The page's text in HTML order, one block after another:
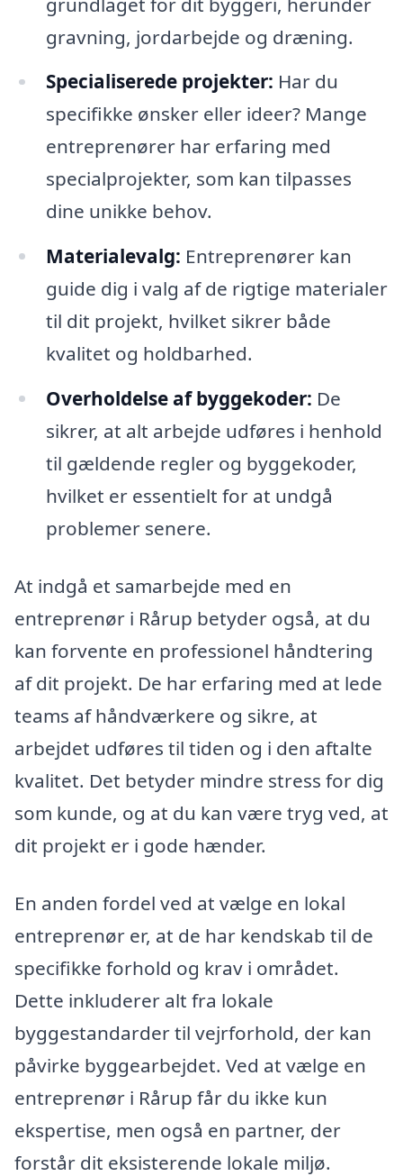
gravning, jordarbejde og dræning.
Specialiserede projekter: Har du
specifikke ønsker eller ideer? Mange
entreprenører har erfaring med
specialprojekter, som kan tilpasses
dine unikke behov.
Materialevalg: Entreprenører kan
guide dig i valg af de rigtige materialer
til dit projekt, hvilket sikrer både
kvalitet og holdbarhed.
Overholdelse af byggekoder: De
sikrer, at alt arbejde udføres i henhold
til gældende regler og byggekoder,
hvilket er essentielt for at undgå
problemer senere.
At indgå et samarbejde med en
entreprenør i Rårup betyder også, at du
kan forvente en professionel håndtering
af dit projekt. De har erfaring med at lede
teams af håndværkere og sikre, at
arbejdet udføres til tiden og i den aftalte
kvalitet. Det betyder mindre stress for dig
som kunde, og at du kan være tryg ved, at
dit projekt er i gode hænder.
En anden fordel ved at vælge en lokal
entreprenør er, at de har kendskab til de
specifikke forhold og krav i området.
Dette inkluderer alt fra lokale
byggestandarder til vejrforhold, der kan
påvirke byggearbejdet. Ved at vælge en
entreprenør i Rårup får du ikke kun
ekspertise, men også en partner, der
forstår dit eksisterende lokale miljø.